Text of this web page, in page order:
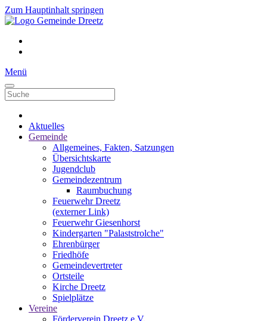
Zum Hauptinhalt springen
Menü
Aktuelles
Gemeinde
Allgemeines, Fakten, Satzungen
Übersichtskarte
Jugendclub
Gemeindezentrum
Raumbuchung
Feuerwehr Dreetz
(externer Link)
Feuerwehr Giesenhorst
Kindergarten "Palaststrolche"
Ehrenbürger
Friedhöfe
Gemeindevertreter
Ortsteile
Kirche Dreetz
Spielplätze
Vereine
Förderverein Dreetz e.V.